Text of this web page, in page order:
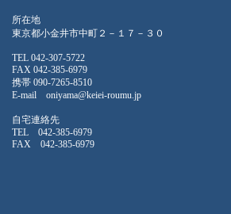
所在地
東京都小金井市中町２－１７－３０
TEL 042-307-5722
FAX 042-385-6979
携帯 090-7265-8510
E-mail oniyama@keiei-roumu.jp
自宅連絡先
TEL 042-385-6979
FAX 042-385-6979